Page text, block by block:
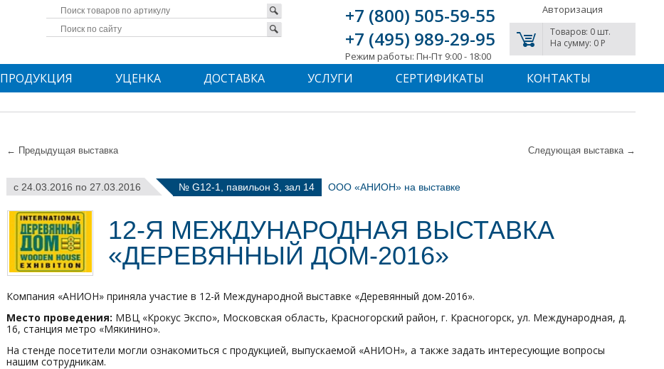
+7 (800) 505-59-55
+7 (495) 989-29-95
Режим работы: Пн-Пт 9:00 - 18:00
Авторизация
Товаров: 0 шт.
На сумму: 0 P
ПРОДУКЦИЯ УЦЕНКА ДОСТАВКА УСЛУГИ СЕРТИФИКАТЫ КОНТАКТЫ
Следующая выставка →
← Предыдущая выставка
с 24.03.2016 по 27.03.2016 № G12-1, павильон 3, зал 14 ООО «АНИОН» на выставке
12-Я МЕЖДУНАРОДНАЯ ВЫСТАВКА
«ДЕРЕВЯННЫЙ ДОМ-2016»
Компания «АНИОН» приняла участие в 12-й Международной выставке «Деревянный дом-2016».
Место проведения: МВЦ «Крокус Экспо», Московская область, Красногорский район, г. Красногорск, ул. Международная, д.
16, станция метро «Мякинино».
На стенде посетители могли ознакомиться с продукцией, выпускаемой «АНИОН», а также задать интересующие вопросы
нашим сотрудникам.